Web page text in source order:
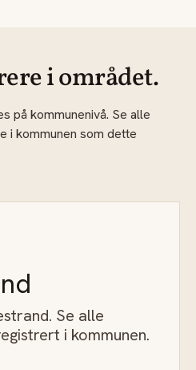
i området.
på kommunenivå. Se alle
i kommunen som dette
Se alle
i kommunen.